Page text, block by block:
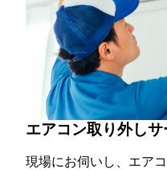
エアコン取り外しサ
現場にお伺いし、エア